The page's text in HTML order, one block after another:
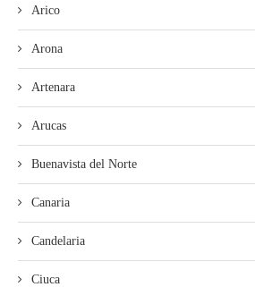
Arico
Arona
Artenara
Arucas
Buenavista del Norte
Canaria
Candelaria
Ciuca